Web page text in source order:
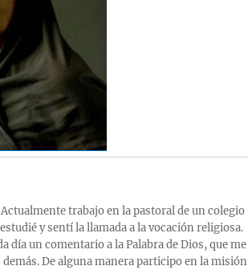
trabajo en la pastoral de un colegio
y sentí la llamada a la vocación religiosa.
día un comentario a la Palabra de Dios, que me
demás. De alguna manera participo en la misión